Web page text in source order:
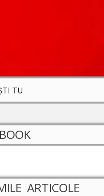
TU
ARTICOLE